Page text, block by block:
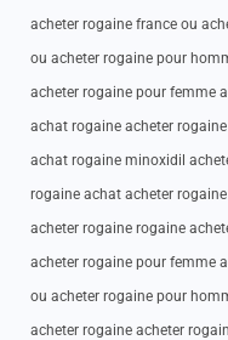
acheter rogaine france ou
ou acheter rogaine pour
acheter rogaine pour femme
achat rogaine acheter
achat rogaine minoxidil
rogaine achat acheter
acheter rogaine rogaine
acheter rogaine pour femme
ou acheter rogaine pour
acheter rogaine acheter